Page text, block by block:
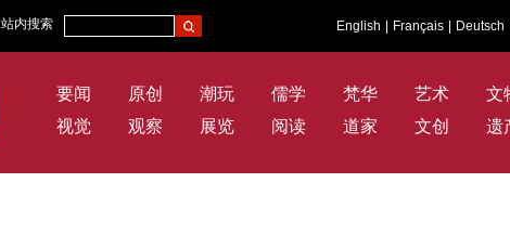
站内搜索 English Français Deutsch
要闻 原创 潮玩 儒学 梵华 艺术
文
视觉
观察 展览 阅读 道家 文创 遗